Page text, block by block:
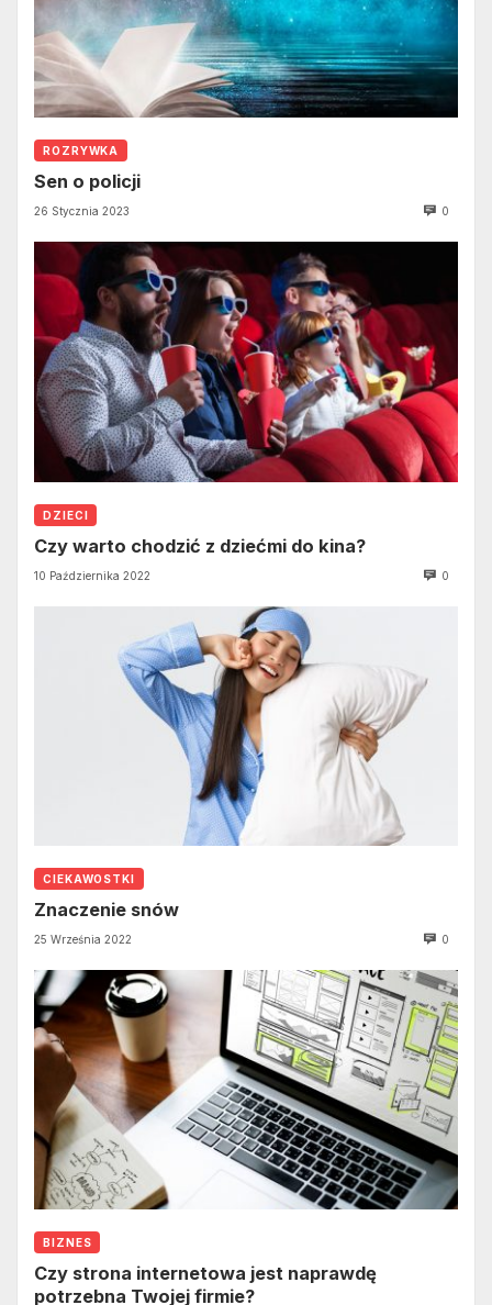
ROZRYWKA
Sen o policji
26 Stycznia 2023 0
DZIECI
Czy warto chodzić z dziećmi do kina?
10 Października 2022 0
CIEKAWOSTKI
Znaczenie snów
25 Września 2022 0
BIZNES
Czy strona internetowa jest naprawdę
potrzebna Twojej firmie?